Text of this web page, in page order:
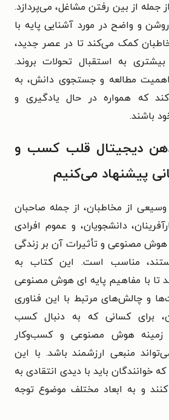
جمله از بین رفتن مشاغل، می‌پردازد.
و واضح در مورد آشنایی پایه با
کمک می‌کند تا در عصر جدید،
به استقبال تحولات بروند.
اهمیت مطالعه و جستجوی دانش، به
که همواره در حال یادگیری و
باشند.
دیجیتال قلب کسب و
پیشنهاد می‌کنیم
از مخاطبان، از جمله صاحبان
دانشجویان، و عموم افرادی
هوش مصنوعی و تأثیرات آن بر زندگی
مناسب است. این کتاب به
تا با مفاهیم پایه ای هوش مصنوعی
و چالش‌های مرتبط با این فناوری
برای کسانی که به دنبال کسب
زمینه هوش مصنوعی و کسب‌وکار
منبعی ارزشمند باشد. با این
خوانندگان باید با دیدی انتقادی به
و به ابعاد مختلف موضوع توجه